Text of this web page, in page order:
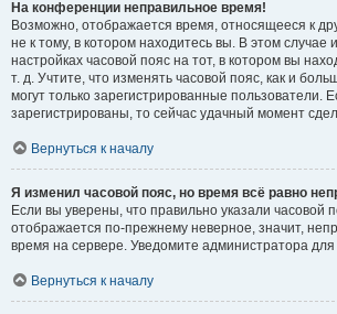
На конференции неправильное время!
Возможно, отображается время, относящееся к
не к тому, в котором находитесь вы. В этом случае
настройках часовой пояс на тот, в котором вы
т. д. Учтите, что изменять часовой пояс, как и
могут только зарегистрированные пользователи.
зарегистрированы, то сейчас удачный момент
Вернуться к началу
Я изменил часовой пояс, но время всё равно
Если вы уверены, что правильно указали часовой
отображается по-прежнему неверное, значит,
время на сервере. Уведомите администратора
Вернуться к началу